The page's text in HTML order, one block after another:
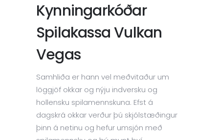
Kynningarkóðar
Spilakassa Vulkan
Vegas
Samhliða er hann vel meðvitaður um
löggjöf okkar og nýju indversku og
hollensku spilamennskuna. Efst á
dagskrá okkar verður þú skjólstæðingur
þinn á netinu og hefur umsjón með